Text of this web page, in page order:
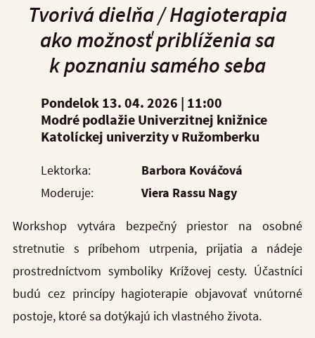
Tvorivá dielňa /Hagioterapia
ako možnosť priblíženia sa
k poznaniu samého seba
Pondelok 13. 04. 2026 | 11:00
Modré podlažie Univerzitnej knižnice
Katolíckej univerzity v Ružomberku
Lektorka:
Barbora Kováčová
Moderuje:
Viera Rassu Nagy
Workshop vytvára bezpečný priestor na osobné
stretnutie s príbehom utrpenia, prijatia a nádeje
prostredníctvom symboliky Krížovej cesty. Účastníci
budú cez princípy hagioterapie objavovať vnútorné
postoje, ktoré sa dotýkajú ich vlastného života.